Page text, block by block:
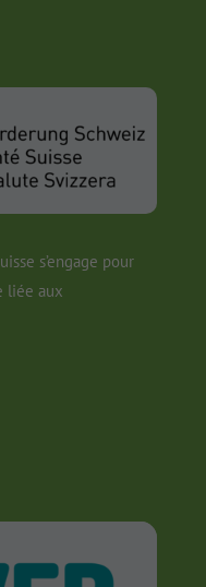
s’engage pour
liée aux